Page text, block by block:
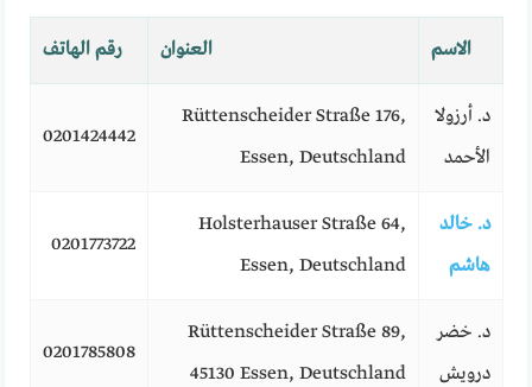
الاسم العنوان رقم الهاتف
د. أرزولا
الأحمد
Rüttenscheider Straße 176,
Essen, Deutschland
0201424442
د. خالد
هاشم
Holsterhauser Straße 64,
Essen, Deutschland
0201773722
د. خضر
درويش
Rüttenscheider Straße 89,
45130 Essen, Deutschland
0201785808